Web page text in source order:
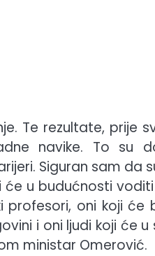
Te rezultate, prije
navike. To su
Siguran sam da
će u budućnosti
profesori, oni koji će
i oni ljudi koji će u
ministar Omerović.